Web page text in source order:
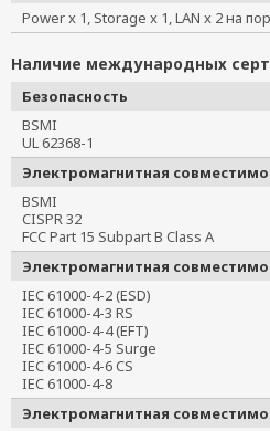
Power x 1, Storage x 1, LAN x 2 на
Наличие международных
Безопасность
BSMI
UL 62368-1
Электромагнитная
BSMI
CISPR 32
FCC Part 15 Subpart B Class A
Электромагнитная
IEC 61000-4-2 (ESD)
IEC 61000-4-3 RS
IEC 61000-4-4 (EFT)
IEC 61000-4-5 Surge
IEC 61000-4-6 CS
IEC 61000-4-8
Электромагнитная